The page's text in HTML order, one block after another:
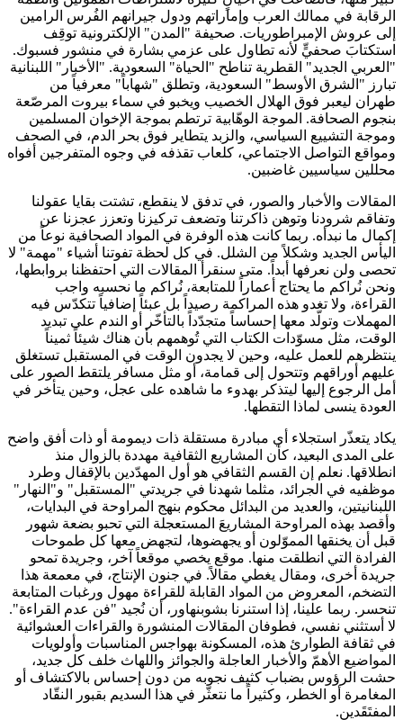
الرقابة في ممالك العرب وإماراتهم ودول جيرانهم الفُرس الرامين
إلى عروش الإمبراطوريات. صحيفة "المدن" الإلكترونية توقِف
استكتابَ صحفيٍّ لأنه تطاول على عزمي بشارة في منشور فسبوك.
"العربي الجديد" القطرية تناطح "الحياة" السعودية. "الأخبار" اللبنانية
تبارز "الشرق الأوسط" السعودية، وتطلق "شهاباً" معرفياً من
طهران ليعبر فوق الهلال الخصيب ويخبو في سماء بيروت المرصّعة
بنجوم الصحافة. الموجة الوهّابية ترتطم بموجة الإخوان المسلمين
وموجة التشييع السياسي، والزبد يتطاير فوق بحر الدم، في الصحف
ومواقع التواصل الاجتماعي، كلعاب تقذفه في وجوه المتفرجين أفواه
محللين سياسيين غاضبين.
المقالات والأخبار والصور، في تدفق لا ينقطع، تشتت بقايا عقولنا
وتفاقم شرودنا وتوهن ذاكرتنا وتضعف تركيزنا وتعزز عجزنا عن
إكمال ما نبدأه. ربما كانت هذه الوفرة في المواد الصحافية نوعاً من
اليأس الجديد وشكلاً من الشلل. في كل لحظة تفوتنا أشياء "مهمة" لا
تحصى ولن نعرفها أبداً. متى سنقرأ المقالات التي احتفظنا بروابطها،
ونحن نُراكم ما يحتاج أعماراً للمتابعة، نُراكم ما نحسبه واجب
القراءة، ولا تغدو هذه المراكمة رصيداً بل عبئاً إضافياً تتكدّس فيه
المهملات وتولّد معها إحساساً متجدّداً بالتأخّر أو الندم على تبديد
الوقت، مثل مسوّدات الكتاب التي تُوهمهم بأن هناك شيئاً ثميناً
ينتظرهم للعمل عليه، وحين لا يجدون الوقت في المستقبل تستغلق
عليهم أوراقهم وتتحول إلى قمامة، أو مثل مسافر يلتقط الصور على
أمل الرجوع إليها ليتذكر بهدوء ما شاهده على عجل، وحين يتأخر في
العودة ينسى لماذا التقطها.
يكاد يتعذّر استجلاء أي مبادرة مستقلة ذات ديمومة أو ذات أفق واضح
على المدى البعيد، كأن المشاريع الثقافية مهددة بالزوال منذ
انطلاقها. نعلم إن القسم الثقافي هو أول المهدّدين بالإقفال وطرد
موظفيه في الجرائد، مثلما شهدنا في جريدتي "المستقبل" و"النهار"
اللبنانيتين، والعديد من البدائل محكوم بنهج المراوحة في البدايات،
وأقصد بهذه المراوحة المشاريعَ المستعجلة التي تحبو بضعة شهور
قبل أن يخنقها المموّلون أو يجهضوها، لتجهض معها كل طموحات
الفرادة التي انطلقت منها. موقع يخصي موقعاً آخر، وجريدة تمحو
جريدة أخرى، ومقال يغطي مقالاً. في جنون الإنتاج، في معمعة هذا
التضخم، المعروض من المواد القابلة للقراءة مهول ورغبات المتابعة
تنحسر. ربما علينا، إذا استنرنا بشوبنهاور، أن نُجيد "فن عدم القراءة".
لا أستثني نفسي، فطوفان المقالات المنشورة والقراءات العشوائية
في ثقافة الطوارئ هذه، المسكونة بهواجس المناسبات وأولويات
المواضيع الأهمّ والأخبار العاجلة والجوائز واللهاث خلف كل جديد،
حشت الرؤوس بضباب كثيف نجوبه من دون إحساس بالاكتشاف أو
المغامرة أو الخطر، وكثيراً ما نتعثّر في هذا السديم بقبور النقّاد
المفتَقَدين.